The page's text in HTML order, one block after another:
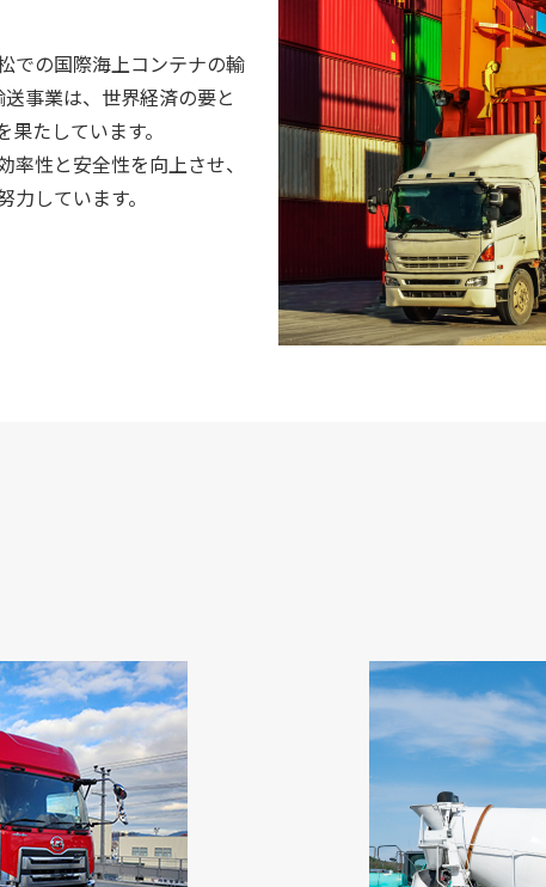
での国際海上コンテナの輸
事業は、世界経済の要と
たしています。
性と安全性を向上させ、
しています。